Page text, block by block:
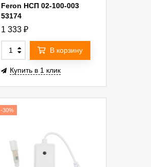
Feron НСП 02-100-003
53174
1 333 ₽
В корзину
Купить в 1 клик
-30%